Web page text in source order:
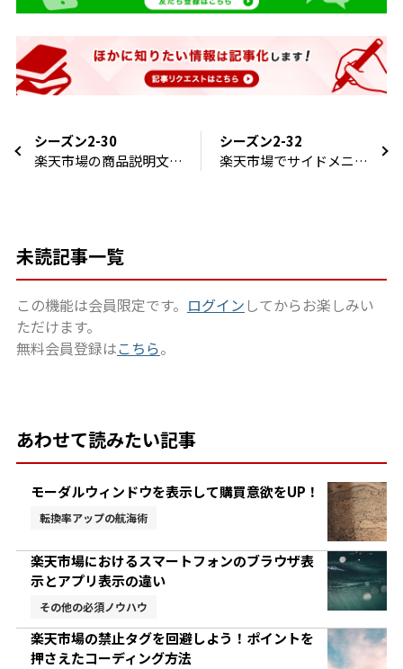
シーズン2-30
楽天市場の商品説明文の
シーズン2-32
楽天市場でサイドメニュ
未読記事一覧
この機能は会員限定です。 ログイン してからお楽しみい
ただけます。
無料会員登録はこちら。
あわせて読みたい記事
モーダルウィンドウを表示して購買意欲をUP！
転換率アップの航海術
楽天市場におけるスマートフォンのブラウザ表
示とアプリ表示の違い
その他の必須ノウハウ
楽天市場の禁止タグを回避しよう！ポイントを
押さえたコーディング方法